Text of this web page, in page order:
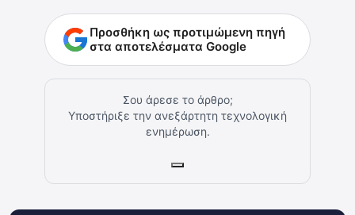
Προσθήκη ως προτιμώμενη πηγή
στα αποτελέσματα Google
Σου άρεσε το άρθρο;
Υποστήριξε την ανεξάρτητη τεχνολογική
ενημέρωση.